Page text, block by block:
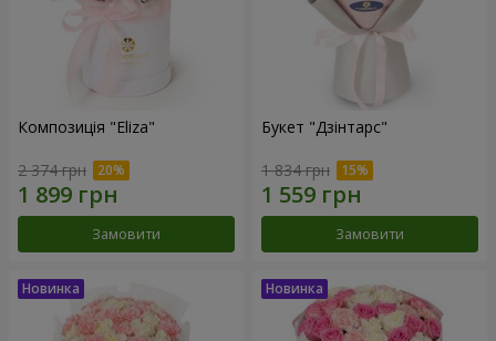
Композиція "Eliza"
2 374 грн
Замовити
Букет "Дзінтарс"
1 834 грн
Замовити